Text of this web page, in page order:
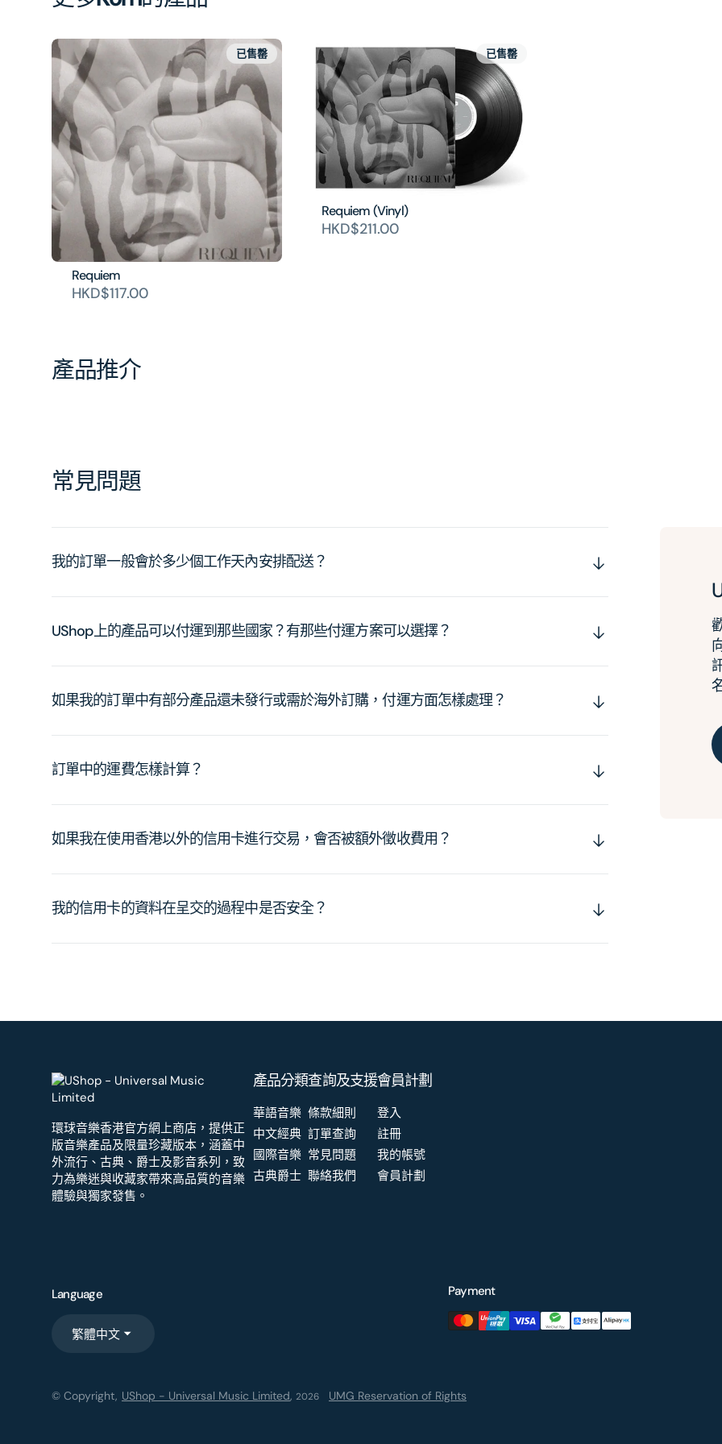
Requiem
HKD$117.00
已售罄
Requiem (Vinyl)
HKD$211.00
已售罄
產品推介
常見問題
我的訂單一般會於多少個工作天內安排配送？
UShop上的產品可以付運到那些國家？有那些付運方案可以選擇？
如果我的訂單中有部分產品還未發行或需於海外訂購，付運方面怎樣處理？
訂單中的運費怎樣計算？
如果我在使用香港以外的信用卡進行交易，會否被額外徵收費用？
我的信用卡的資料在呈交的過程中是否安全？
環球音樂香港官方網上商店，提供正
版音樂產品及限量珍藏版本，涵蓋中
外流行、古典、爵士及影音系列，致
力為樂迷與收藏家帶來高品質的音樂
體驗與獨家發售。
產品分類
華語音樂
中文經典
國際音樂
古典爵士
查詢及支援
條款細則
訂單查詢
常見問題
聯絡我們
會員計劃
登入
註冊
我的帳號
會員計劃
Language
繁體中文
Payment
© Copyright, UShop - Universal Music Limited, 2026 UMG Reservation of Rights